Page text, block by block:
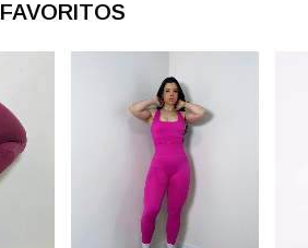
FAVORITOS